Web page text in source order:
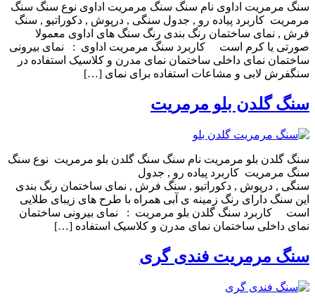
سنگ مرمریت اداوی نام سنگ سنگ مرمریت اداوی نوع سنگ سنگ
مرمریت کاربرد پیاده رو , جدول سنگی , درپوش , دکوراتیو , سنگ
فرش , نمای ساختمان رنگ بندی رنگ سنگ های اداوی معمولا
صورتی یا کرم است کاربرد سنگ مرمریت اداوی : نمای بیرونی
ساختمان نمای داخلی ساختمان نمای مدرن و کلاسیک استفاده در
سنگفرش لابی و مشاعات استفاده برای نمای […]
سنگ گلدن بلو مرمریت
سنگ گلدن بلو مرمریت نام سنگ سنگ گلدن بلو مرمریت نوع سنگ
سنگ مرمریت کاربرد پیاده رو , جدول
سنگی , درپوش , دکوراتیو , سنگ فرش , نمای ساختمان رنگ بندی
این سنگ دارای رنگ زمینه ی آبی همراه با طرح های زیبای طلایی
است کاربرد سنگ گلدن بلو مرمریت : نمای بیرونی ساختمان
نمای داخلی ساختمان نمای مدرن و کلاسیک استفاده […]
سنگ مرمریت فندی گری